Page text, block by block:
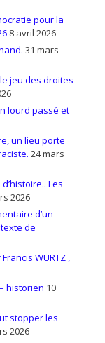
pour la
8 avril 2026
31 mars
jeu des droites
lourd passé et
un lieu porte
24 mars
Les
2026
d’un
de
Francis WURTZ ,
historien 10
stopper les
2026